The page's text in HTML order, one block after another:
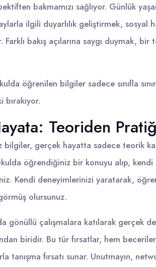
bakmamızı sağlıyor. Günlük
ilgili duyarlılık geliştirmek, sosyal
Farklı bakış açılarına saygı duymak,
öğrenilen bilgiler sadece sınıfla
Teoriden
gerçek hayatta sadece teorik
öğrendiğiniz bir konuyu alıp,
Kendi deneyimlerinizi yaratarak,
olursunuz.
gönüllü çalışmalara katılarak gerçek
biridir. Bu tür fırsatlar, hem
tanışma fırsatı sunar. Unutmayın,